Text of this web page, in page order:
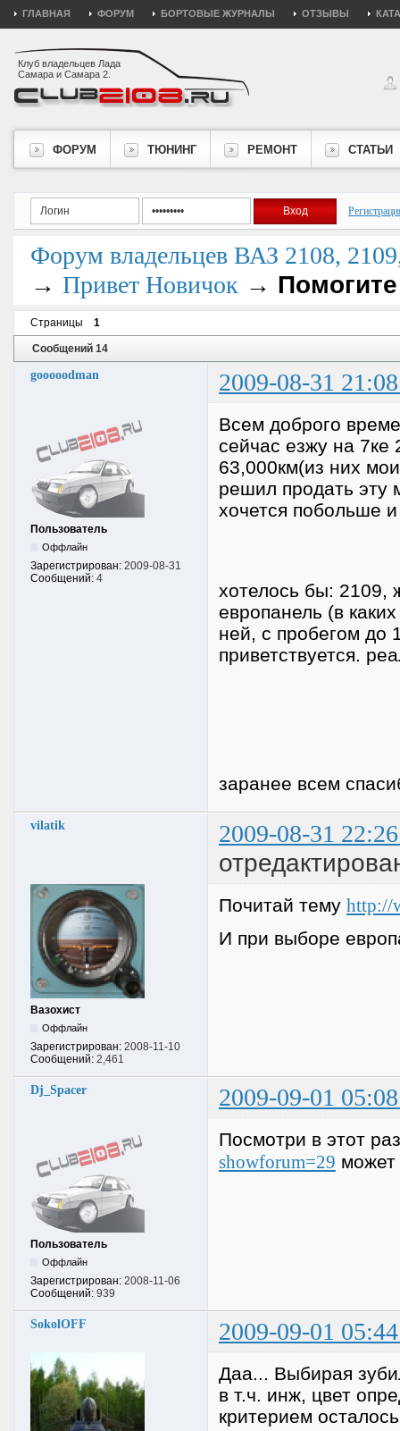
ГЛАВНАЯ ФОРУМ БОРТОВЫЕ ЖУРНАЛЫ ОТЗЫВЫ
Клуб владельцев Лада
Самара и Самара 2.
ФОРУМ ТЮНИНГ РЕМОНТ СТАТЬИ
Форум владельцев ВАЗ 2108,
→ Привет Новичок →
Страницы 1
Сообщений 14
gooooodman 2009-08-31
Пользователь
Оффлайн
Зарегистрирован: 2009-08-31
Сообщений: 4
Всем доброго
сейчас езжу на 7ке
63,000км(из них
решил продать эту
хочется побольше
хотелось бы: 2109,
европанель (в
ней, с пробегом до
приветствуется.
заранее всем
vilatik 2009-08-31
Вазохист
Оффлайн
Зарегистрирован: 2008-11-10
Сообщений: 2,461
Почитай тему http://
И при выборе
Dj_Spacer 2009-09-01
Пользователь
Оффлайн
Зарегистрирован: 2008-11-06
Сообщений: 939
Посмотри в этот
showforum=29 может
SokolOFF 2009-09-01
Даа... Выбирая
в т.ч. инж, цвет
критерием